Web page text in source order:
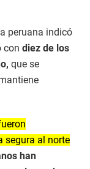
peruana indicó
con diez de los
que se
segura al norte
han